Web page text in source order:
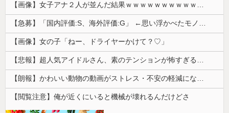
【画像】女子アナ２人が並んだ結果ｗｗｗｗｗｗｗｗｗｗｗｗｗｗｗｗｗｗｗｗｗｗｗｗｗｗｗｗｗｗ 【Pickup06072014】
【急募】「国内評価:S、海外評価:G」 ←思い浮かべたモノwwwwwwww
【画像】女の子「ねー、ドライヤーかけて？♡」
【悲報】超人気アイドルさん、素のテンションが怖すぎると話題に・・・
【朗報】かわいい動物の動画がストレス・不安の軽減になる可能性。英大学の研究で実証
【閲覧注意】俺が近くにいると機械が壊れるんだけどさ